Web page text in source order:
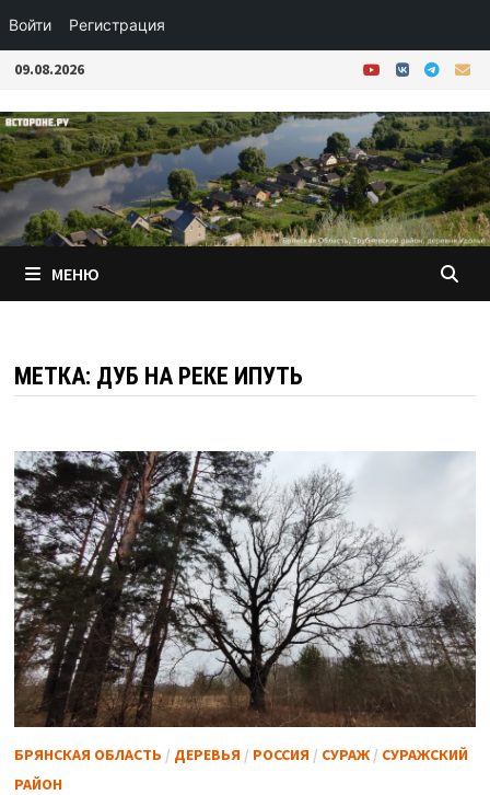
Войти Регистрация
Перейти
содержимому
09.08.2026
МЕНЮ
МЕТКА: ДУБ НА РЕКЕ ИПУТЬ
БРЯНСКАЯ ОБЛАСТЬ / ДЕРЕВЬЯ / РОССИЯ / СУРАЖ/ СУРАЖСКИЙ
РАЙОН